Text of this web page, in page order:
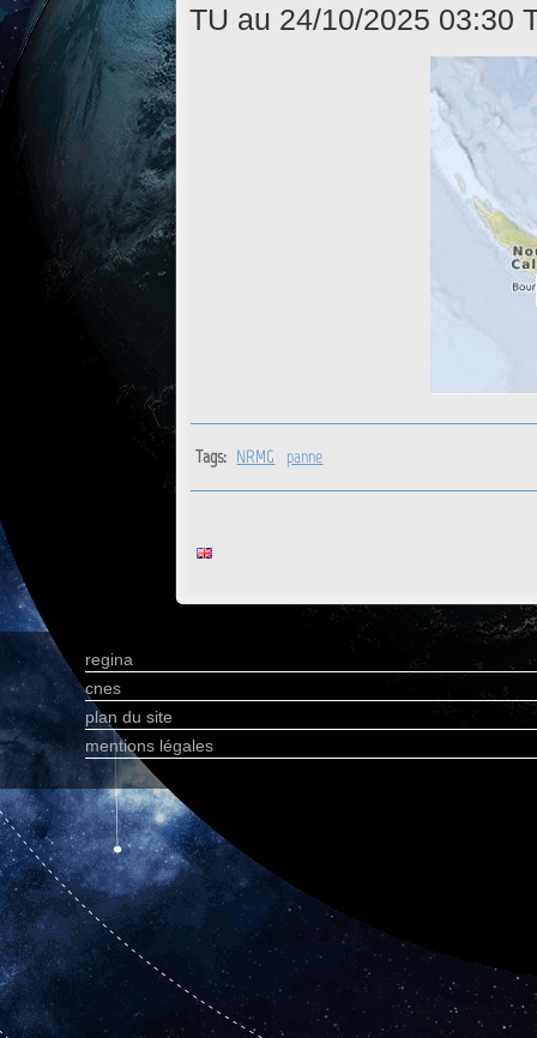
TU au 24/10/2025 03:30
Tags: NRMG panne
regina
cnes
plan du site
mentions légales